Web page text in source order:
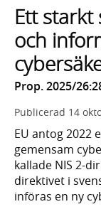
Ett starkt
och
Prop. 2025/
Publicerad 14
EU antog 2022
gemensam
kallade NIS 2-
direktivet i
införas en ny